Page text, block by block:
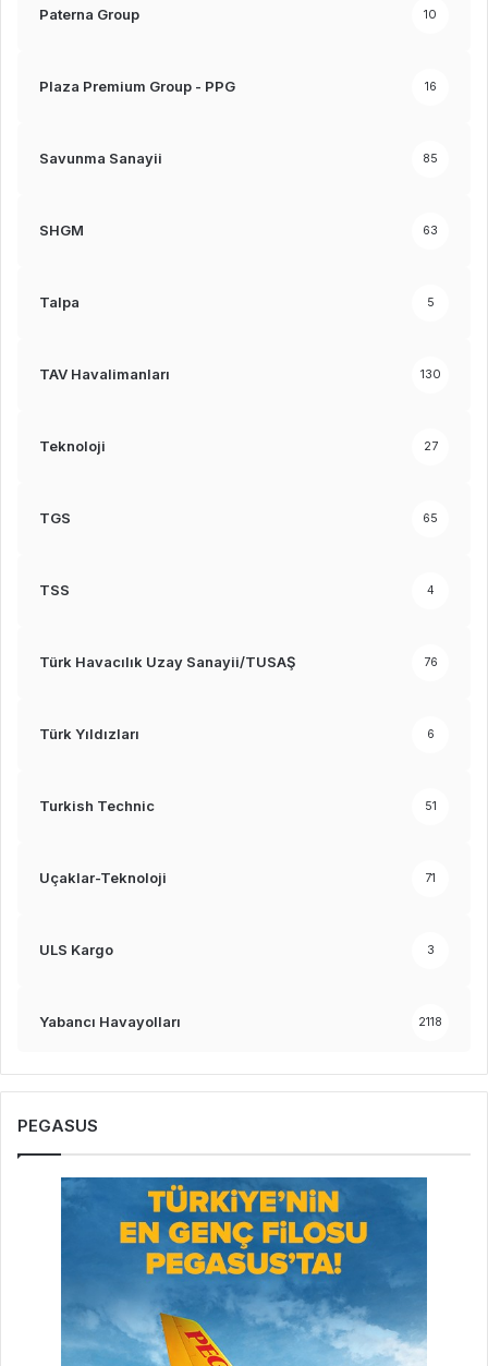
Paterna Group 10
Plaza Premium Group - PPG 16
Savunma Sanayii 85
SHGM 63
Talpa 5
TAV Havalimanları 130
Teknoloji 27
TGS 65
TSS 4
Türk Havacılık Uzay Sanayii/TUSAŞ 76
Türk Yıldızları 6
Turkish Technic 51
Uçaklar-Teknoloji 71
ULS Kargo 3
Yabancı Havayolları 2118
PEGASUS